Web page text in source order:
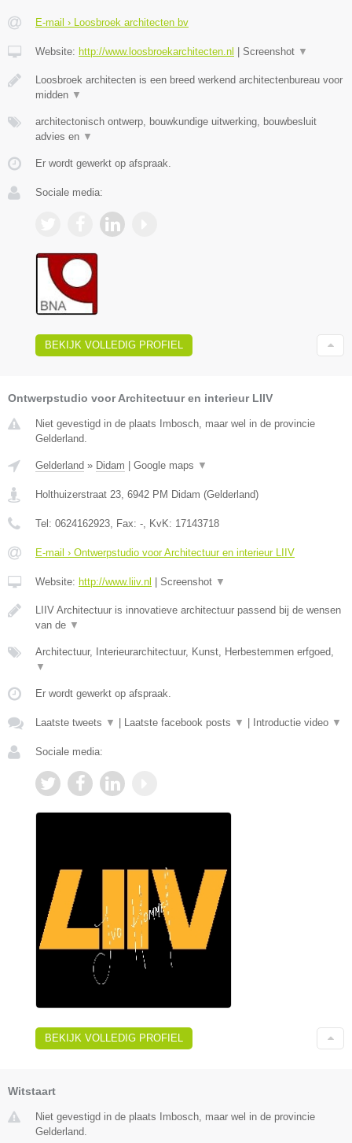
E-mail › Loosbroek architecten bv
Website: http://www.loosbroekarchitecten.nl | Screenshot ▼
Loosbroek architecten is een breed werkend architectenbureau voor
midden ▼
architectonisch ontwerp, bouwkundige uitwerking, bouwbesluit
advies en ▼
Er wordt gewerkt op afspraak.
Sociale media:
BEKIJK VOLLEDIG PROFIEL
Ontwerpstudio voor Architectuur en interieur LIIV
Niet gevestigd in de plaats Imbosch, maar wel in de provincie
Gelderland.
Gelderland » Didam | Google maps ▼
Holthuizerstraat 23 6942 PM Didam (Gelderland)
Tel: 0624162923 , Fax: - , KvK: 17143718
E-mail › Ontwerpstudio voor Architectuur en interieur LIIV
Website: http://www.liiv.nl | Screenshot ▼
LIIV Architectuur is innovatieve architectuur passend bij de wensen
van de ▼
Architectuur, Interieurarchitectuur, Kunst, Herbestemmen erfgoed,
▼
Er wordt gewerkt op afspraak.
Laatste tweets ▼ | Laatste facebook posts ▼ | Introductie video ▼
Sociale media:
BEKIJK VOLLEDIG PROFIEL
Witstaart
Niet gevestigd in de plaats Imbosch, maar wel in de provincie
Gelderland.